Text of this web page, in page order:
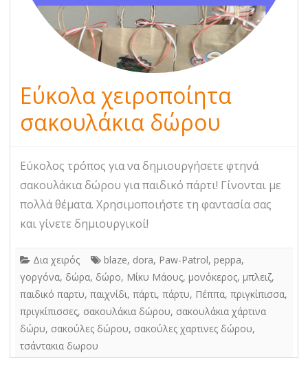
Εύκολα χειροποίητα
σακουλάκια δώρου
Εύκολος τρόπος για να δημιουργήσετε φτηνά
σακουλάκια δώρου για παιδικό πάρτι! Γίνονται με
πολλά θέματα. Χρησιμοποιήστε τη φαντασία σας
και γίνετε δημιουργικοί!
Δια χειρός blaze, dora, Paw-Patrol, peppa,
γοργόνα, δώρα, δώρο, Μίκυ Μάους, μονόκερος, μπλειζ,
παιδικό παρτυ, παιχνίδι, πάρτι, πάρτυ, Πέππα, πριγκίπισσα,
πριγκίπισσες, σακουλάκια δώρου, σακουλάκια χάρτινα
δώρυ, σακούλες δώρου, σακούλες χαρτινες δώρου,
τσάντακια δωρου